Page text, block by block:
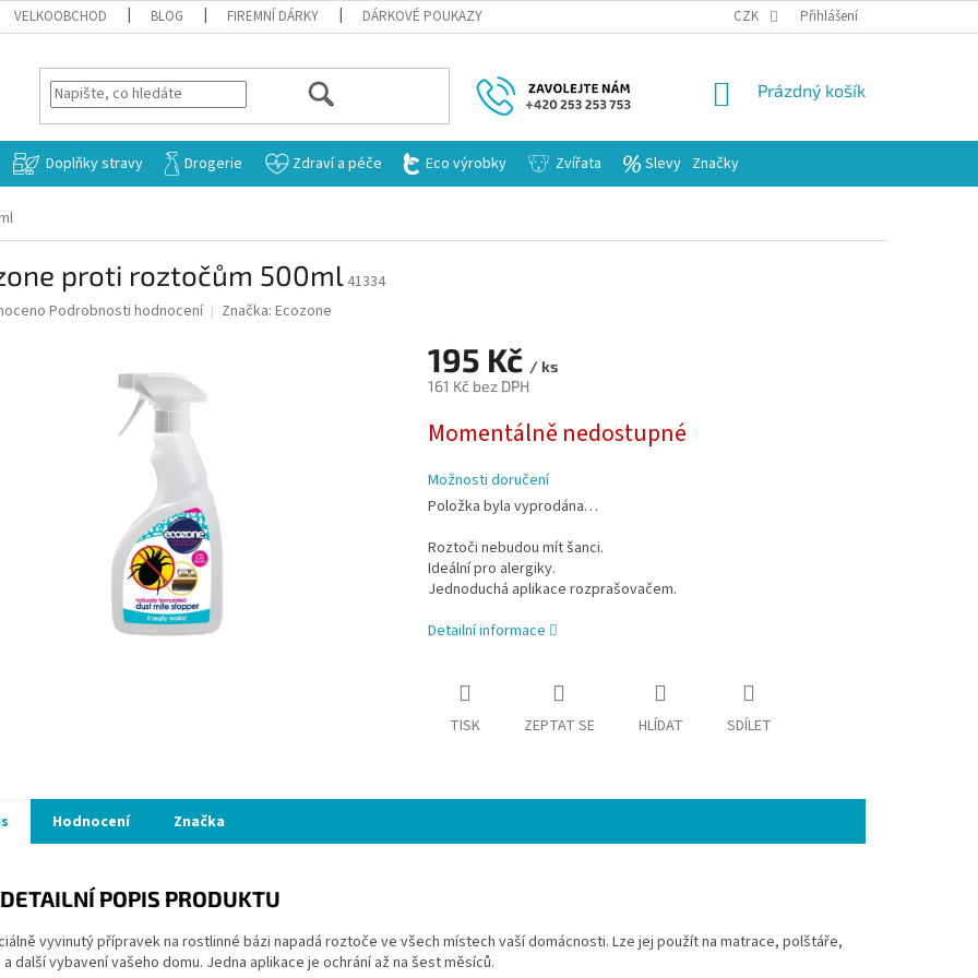
VELKOOBCHOD BLOG FIREMNÍ DÁRKY DÁRKOVÉ POUKAZY CZK Přihlášení
HLEDAT
NÁKUPNÍ
Prázdný košík
Doplňky stravy Drogerie Zdraví a péče Eco výrobky Zvířata Slevy Značky
proti roztočům 500ml 41334
Podrobnosti hodnocení Značka: Ecozone
195 Kč / ks
161 Kč bez DPH
cena:
Momentálně nedostupné
Možnosti doručení
Položka byla vyprodána…
Roztoči nebudou mít šanci.
Ideální pro alergiky.
Jednoduchá aplikace rozprašovačem.
Detailní informace
TISK ZEPTAT SE HLÍDAT SDÍLET
Hodnocení Značka
DETAILNÍ POPIS PRODUKTU
vyvinutý přípravek na rostlinné bázi napadá roztoče ve všech místech vaší domácnosti. Lze jej použít na matrace, polštáře,
další vybavení vašeho domu. Jedna aplikace je ochrání až na šest měsíců.